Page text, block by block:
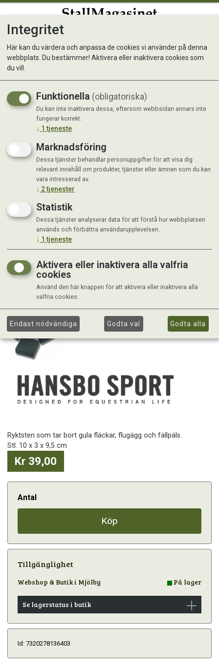
Eclipse Ryktsten
Ryktsten som tar bort gula fläckar, flugägg och fällpäls.
Stl. 10 x 3 x 9,5 cm
Kr 39,00
Antal
Köp
Tillgänglighet
Webshop & Butik i Mjölby På lager
Se lagerstatus i butik
Id: 7320278136403
Integritet
Här kan du värdera och anpassa de cookies vi använder på denna
webbplats. Du bestämmer! Aktivera eller inaktivera cookies som
du vill.
Funktionella (obligatoriska)
Du kan inte inaktivera dessa, eftersom webbsidan annars inte
fungerar korrekt.
↓ 1 tjeneste
Marknadsföring
Dessa tjänster behandlar personuppgifter för att visa dig
relevant innehåll om produkter, tjänster eller ämnen som du kan
vara intresserad av.
↓ 2tjenester
Statistik
Dessa tjänster analyserar data för att förstå hur webbplatsen
används och förbättra användarupplevelsen.
↓ 1 tjeneste
Aktivera eller inaktivera alla valfria
cookies
Använd den här knappen för att aktivera eller inaktivera alla
valfria cookies.
Endast nödvändiga Godta val Godta alla